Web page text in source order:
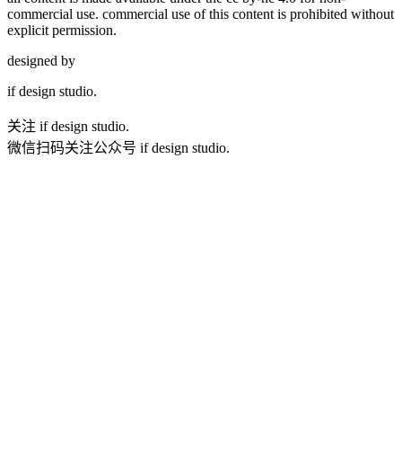
commercial use. commercial use of this content is prohibited without
explicit permission.
designed by
if design studio.
关注 if design studio.
微信扫码关注公众号 if design studio.